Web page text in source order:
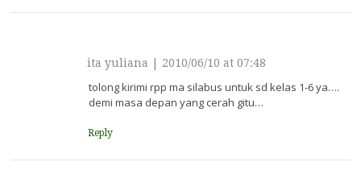
ita yuliana | 2010/06/10 at 07:48
tolong kirimi rpp ma silabus untuk sd kelas 1-6 ya….
demi masa depan yang cerah gitu…
Reply